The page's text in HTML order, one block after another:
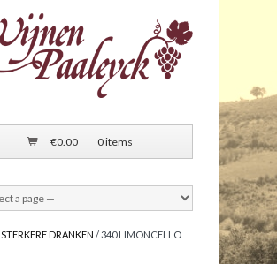
€0.00 0 items
STERKERE DRANKEN / 340 LIMONCELLO